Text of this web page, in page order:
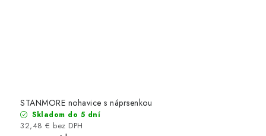
STANMORE nohavice s náprsenkou
Skladom do 5 dní
32,48 € bez DPH